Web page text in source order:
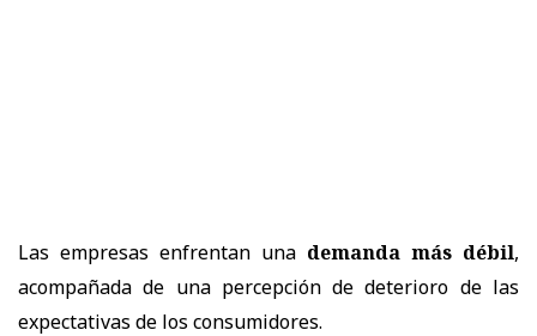
Las empresas enfrentan una demanda más débil,
acompañada de una percepción de deterioro de las
expectativas de los consumidores.